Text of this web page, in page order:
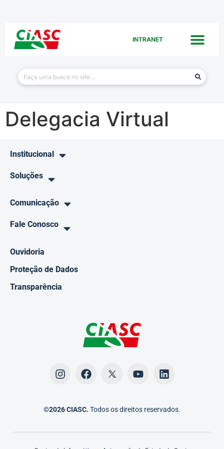
INTRANET
Delegacia Virtual
Institucional
Soluções
Comunicação
Fale Conosco
Ouvidoria
Proteção de Dados
Transparência
©2026 CIASC. Todos os direitos reservados.